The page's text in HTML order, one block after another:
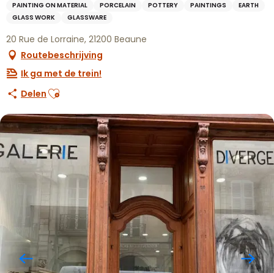
PAINTING ON MATERIAL
PORCELAIN POTTERY PAINTINGS
EARTH
GLASS WORK
GLASSWARE
20 Rue de Lorraine, 21200 Beaune
Routebeschrijving
Ik ga met de trein!
Delen Ajouter aux favoris